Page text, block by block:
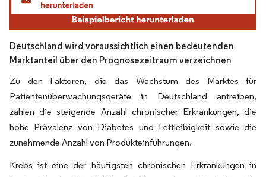
Deutschland wird voraussichtlich einen bedeutenden
Marktanteil über den Prognosezeitraum verzeichnen
Zu den Faktoren, die das Wachstum des Marktes für
Patientenüberwachungsgeräte in Deutschland antreiben,
zählen die steigende Anzahl chronischer Erkrankungen, die
hohe Prävalenz von Diabetes und Fettleibigkeit sowie die
zunehmende Anzahl von Produkteinführungen.
Krebs ist eine der häufigsten chronischen Erkrankungen in